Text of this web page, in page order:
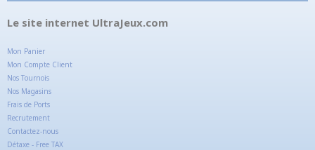
Le site internet UltraJeux.com
Mon Panier
Mon Compte Client
Nos Tournois
Nos Magasins
Frais de Ports
Recrutement
Contactez-nous
Détaxe - Free TAX